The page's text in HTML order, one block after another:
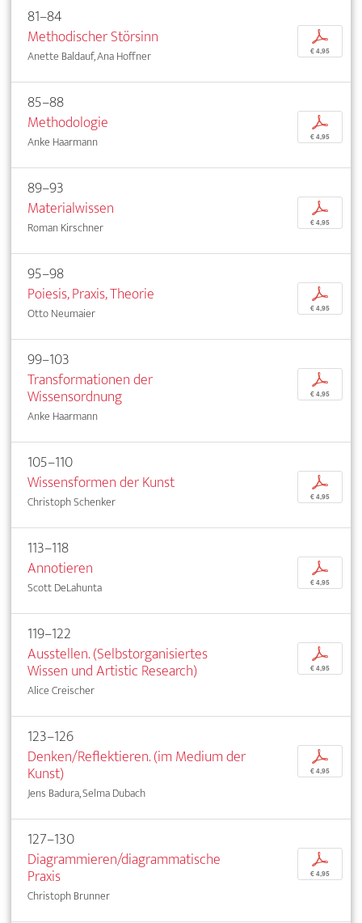
81–84
Methodischer Störsinn
Anette Baldauf, Ana Hoffner
p
€ 4,95
85–88
Methodologie
Anke Haarmann
p
€ 4,95
89–93
Materialwissen
Roman Kirschner
p
€ 4,95
95–98
Poiesis, Praxis, Theorie
Otto Neumaier
p
€ 4,95
99–103
Transformationen der
Wissensordnung
Anke Haarmann
p
€ 4,95
105–110
Wissensformen der Kunst
Christoph Schenker
p
€ 4,95
113–118
Annotieren
Scott DeLahunta
p
€ 4,95
119–122
Ausstellen. (Selbstorganisiertes
Wissen und Artistic Research)
Alice Creischer
p
€ 4,95
123–126
Denken/Reflektieren. (im Medium der
Kunst)
Jens Badura, Selma Dubach
p
€ 4,95
127–130
Diagrammieren/diagrammatische
Praxis
Christoph Brunner
p
€ 4,95